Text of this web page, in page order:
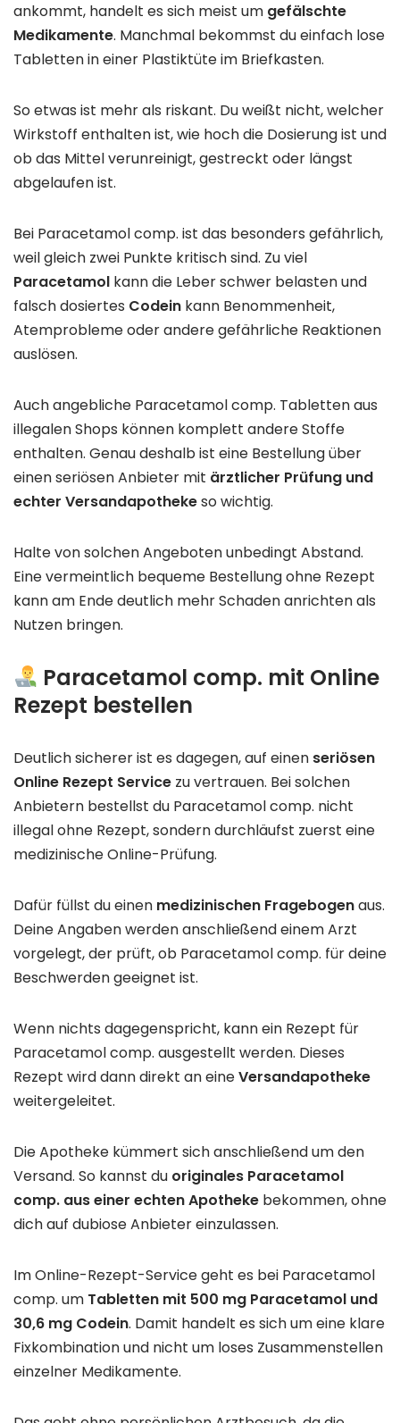
ankommt, handelt es sich meist um gefälschte
Medikamente. Manchmal bekommst du einfach lose
Tabletten in einer Plastiktüte im Briefkasten.
So etwas ist mehr als riskant. Du weißt nicht, welcher
Wirkstoff enthalten ist, wie hoch die Dosierung ist und
ob das Mittel verunreinigt, gestreckt oder längst
abgelaufen ist.
Bei Paracetamol comp. ist das besonders gefährlich,
weil gleich zwei Punkte kritisch sind. Zu viel
Paracetamol kann die Leber schwer belasten und
falsch dosiertes Codein kann Benommenheit,
Atemprobleme oder andere gefährliche Reaktionen
auslösen.
Auch angebliche Paracetamol comp. Tabletten aus
illegalen Shops können komplett andere Stoffe
enthalten. Genau deshalb ist eine Bestellung über
einen seriösen Anbieter mit ärztlicher Prüfung und
echter Versandapothekeso wichtig.
Halte von solchen Angeboten unbedingt Abstand.
Eine vermeintlich bequeme Bestellung ohne Rezept
kann am Ende deutlich mehr Schaden anrichten als
Nutzen bringen.
Paracetamol comp. mit Online
Rezept bestellen
Deutlich sicherer ist es dagegen, auf einen seriösen
Online Rezept Service zu vertrauen. Bei solchen
Anbietern bestellst du Paracetamol comp. nicht
illegal ohne Rezept, sondern durchläufst zuerst eine
medizinische Online-Prüfung.
Dafür füllst du einen medizinischen Fragebogenaus.
Deine Angaben werden anschließend einem Arzt
vorgelegt, der prüft, ob Paracetamol comp. für deine
Beschwerden geeignet ist.
Wenn nichts dagegenspricht, kann ein Rezept für
Paracetamol comp. ausgestellt werden. Dieses
Rezept wird dann direkt an eineVersandapotheke
weitergeleitet.
Die Apotheke kümmert sich anschließend um den
Versand. So kannst du originales Paracetamol
comp. aus einer echten Apotheke bekommen, ohne
dich auf dubiose Anbieter einzulassen.
Im Online-Rezept-Service geht es bei Paracetamol
comp. um Tabletten mit 500 mg Paracetamol und
30,6 mg Codein. Damit handelt es sich um eine klare
Fixkombination und nicht um loses Zusammenstellen
einzelner Medikamente.